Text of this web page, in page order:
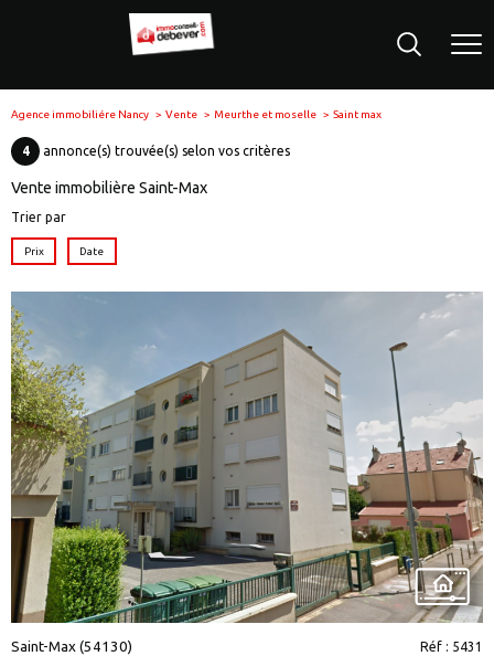
Agence immobiliére Nancy Vente Meurthe et moselle Saint max
4 annonce(s) trouvée(s) selon vos critères
Vente immobilière Saint-Max
Trier par
Prix Date
voir le
bien
Saint-Max (54130)
Réf : 5431